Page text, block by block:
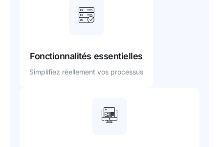
Fonctionnalités essentielles
Simplifiez réellement vos processus